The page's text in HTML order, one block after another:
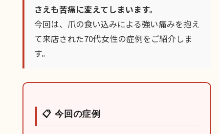
さえも苦痛に変えてしまいます。
今回は、爪の食い込みによる強い痛みを抱え
て来店された70代女性の症例をご紹介しま
す。
📋 今回の症例